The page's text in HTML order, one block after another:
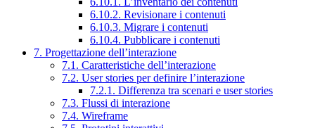
6.10.2. Revisionare i contenuti
6.10.3. Migrare i contenuti
6.10.4. Pubblicare i contenuti
7. Progettazione dell’interazione
7.1. Caratteristiche dell’interazione
7.2. User stories per definire l’interazione
7.2.1. Differenza tra scenari e user stories
7.3. Flussi di interazione
7.4. Wireframe